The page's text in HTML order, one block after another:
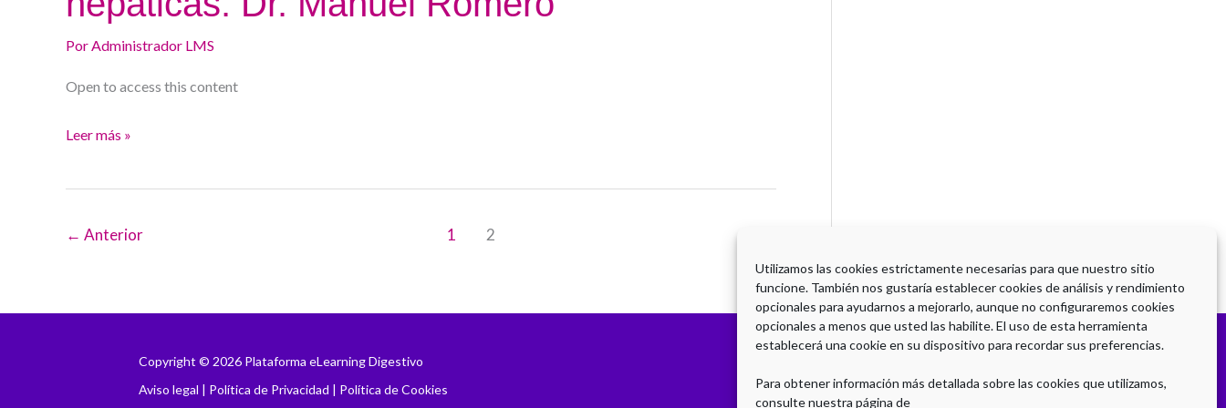
Utilizamos las cookies estrictamente necesarias para que nuestro sitio
funcione. También nos gustaría establecer cookies de análisis y rendimiento
opcionales para ayudarnos a mejorarlo, aunque no configuraremos cookies
opcionales a menos que usted las habilite. El uso de esta herramienta
establecerá una cookie en su dispositivo para recordar sus preferencias.
Para obtener información más detallada sobre las cookies que utilizamos,
consulte nuestra página de
PorAdministrador LMS
Open to access this content
precisión
en
Dr.
Leer más »
← Anterior 1 2
Copyright © 2026 Plataforma eLearning Digestivo
Aviso legal | Política de Privacidad | Política de Cookies